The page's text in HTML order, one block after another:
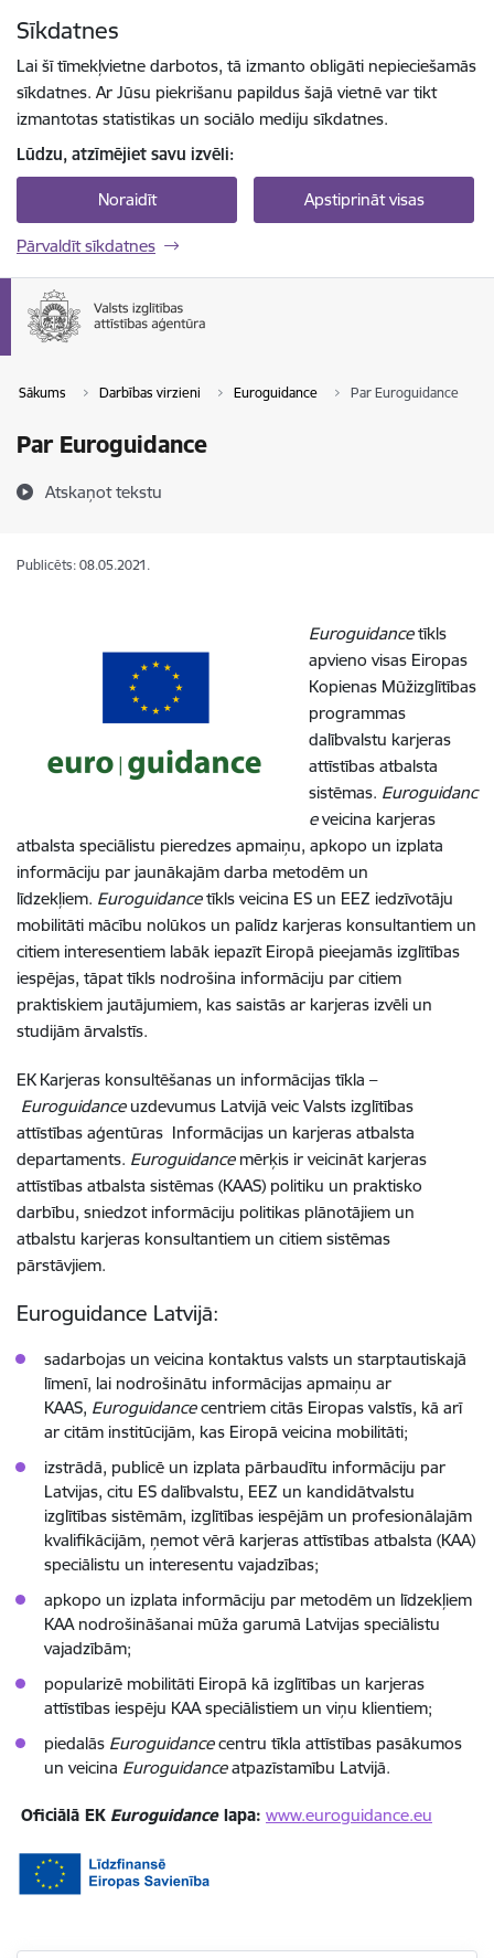
Sīkdatnes
Lai šī tīmekļvietne darbotos, tā izmanto obligāti nepieciešamās
sīkdatnes. Ar Jūsu piekrišanu papildus šajā vietnē var tikt
izmantotas statistikas un sociālo mediju sīkdatnes.
Lūdzu, atzīmējiet savu izvēli:
Noraidīt Apstiprināt visas
Pārvaldīt sīkdatnes
Sākums Darbības virzieni Euroguidance Par Euroguidance
Par Euroguidance
Atskaņot tekstu
Publicēts: 08.05.2021.
Euroguidancetīkls
apvieno visas Eiropas
Kopienas Mūžizglītības
programmas
dalībvalstu karjeras
attīstības atbalsta
sistēmas. Euroguidanc
eveicina karjeras
atbalsta speciālistu pieredzes apmaiņu, apkopo un izplata
informāciju par jaunākajām darba metodēm un
līdzekļiem. Euroguidancetīkls veicina ES un EEZ iedzīvotāju
mobilitāti mācību nolūkos un palīdz karjeras konsultantiem un
citiem interesentiem labāk iepazīt Eiropā pieejamās izglītības
iespējas, tāpat tīkls nodrošina informāciju par citiem
praktiskiem jautājumiem, kas saistās ar karjeras izvēli un
studijām ārvalstīs.
EK Karjeras konsultēšanas un informācijas tīkla –
Euroguidanceuzdevumus Latvijā veic Valsts izglītības
attīstības aģentūras Informācijas un karjeras atbalsta
departaments. Euroguidancemērķis ir veicināt karjeras
attīstības atbalsta sistēmas (KAAS) politiku un praktisko
darbību, sniedzot informāciju politikas plānotājiem un
atbalstu karjeras konsultantiem un citiem sistēmas
pārstāvjiem.
Euroguidance Latvijā:
sadarbojas un veicina kontaktus valsts un starptautiskajā
līmenī, lai nodrošinātu informācijas apmaiņu ar
KAAS, Euroguidancecentriem citās Eiropas valstīs, kā arī
ar citām institūcijām, kas Eiropā veicina mobilitāti;
izstrādā, publicē un izplata pārbaudītu informāciju par
Latvijas, citu ES dalībvalstu, EEZ un kandidātvalstu
izglītības sistēmām, izglītības iespējām un profesionālajām
kvalifikācijām, ņemot vērā karjeras attīstības atbalsta (KAA)
speciālistu un interesentu vajadzības;
apkopo un izplata informāciju par metodēm un līdzekļiem
KAA nodrošināšanai mūža garumā Latvijas speciālistu
vajadzībām;
popularizē mobilitāti Eiropā kā izglītības un karjeras
attīstības iespēju KAA speciālistiem un viņu klientiem;
piedalās Euroguidancecentru tīkla attīstības pasākumos
un veicina Euroguidanceatpazīstamību Latvijā.
Oficiālā EK Euroguidancelapa: www.euroguidance.eu